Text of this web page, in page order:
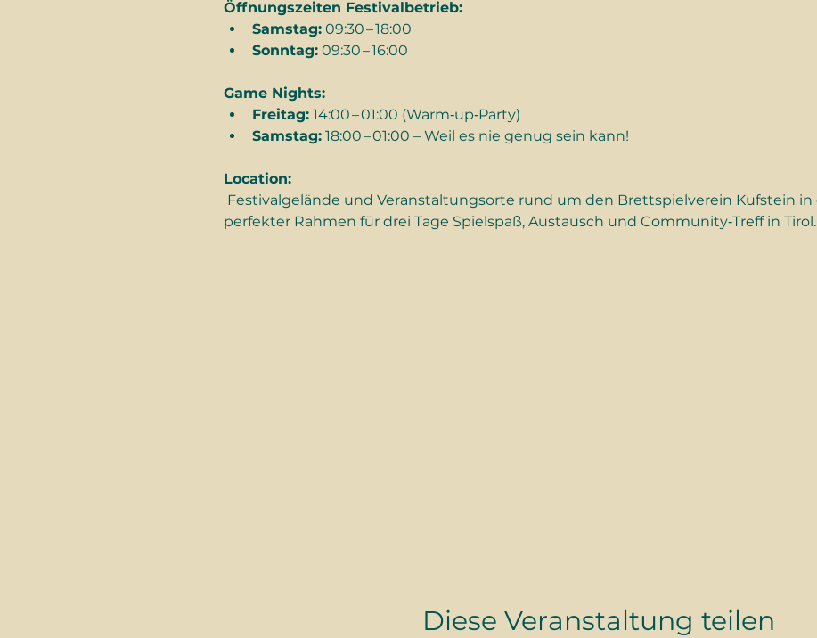
Öffnungszeiten Festivalbetrieb:
Samstag: 09:30 – 18:00
Sonntag: 09:30 – 16:00
Game Nights:
Freitag: 14:00 – 01:00 (Warm‑up‑Party)
Samstag: 18:00 – 01:00 – Weil es nie genug sein kann!
Location:
perfekter Rahmen für drei Tage Spielspaß, Austausch und Community‑Treff in Tirol.
Diese Veranstaltung teilen